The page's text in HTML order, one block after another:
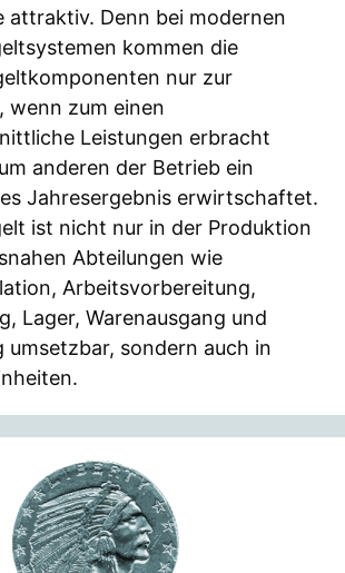
attraktiv. Denn bei modernen
kommen die
nur zur
wenn zum einen
Leistungen erbracht
anderen der Betrieb ein
Jahresergebnis erwirtschaftet.
ist nicht nur in der Produktion
Abteilungen wie
Arbeitsvorbereitung,
Lager, Warenausgang und
umsetzbar, sondern auch in